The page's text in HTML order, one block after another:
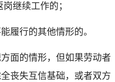
继续工作的；
履行的其他情形的。
面的情形，但如果劳动者
丧失互信基础，或者双方